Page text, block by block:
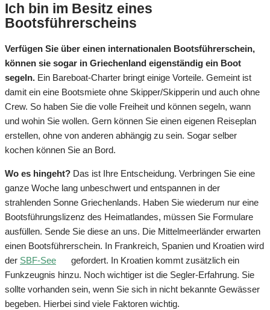
Ich bin im Besitz eines
Bootsführerscheins
Verfügen Sie über einen internationalen Bootsführerschein,
können sie sogar in Griechenland eigenständig ein Boot
segeln. Ein Bareboat-Charter bringt einige Vorteile. Gemeint ist
damit ein eine Bootsmiete ohne Skipper/Skipperin und auch ohne
Crew. So haben Sie die volle Freiheit und können segeln, wann
und wohin Sie wollen. Gern können Sie einen eigenen Reiseplan
erstellen, ohne von anderen abhängig zu sein. Sogar selber
kochen können Sie an Bord.
Wo es hingeht? Das ist Ihre Entscheidung. Verbringen Sie eine
ganze Woche lang unbeschwert und entspannen in der
strahlenden Sonne Griechenlands. Haben Sie wiederum nur eine
Bootsführungslizenz des Heimatlandes, müssen Sie Formulare
ausfüllen. Sende Sie diese an uns. Die Mittelmeerländer erwarten
einen Bootsführerschein. In Frankreich, Spanien und Kroatien wird
der SBF-See
gefordert. In Kroatien kommt zusätzlich ein
Funkzeugnis hinzu. Noch wichtiger ist die Segler-Erfahrung. Sie
sollte vorhanden sein, wenn Sie sich in nicht bekannte Gewässer
begeben. Hierbei sind viele Faktoren wichtig.